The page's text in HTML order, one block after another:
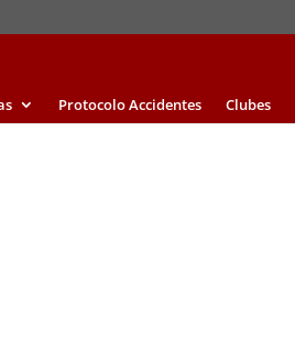
Protocolo Accidentes Clubes